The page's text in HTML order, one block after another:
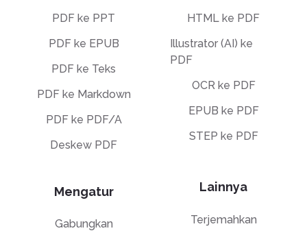
PDF ke PPT
PDF ke EPUB
PDF ke Teks
PDF ke Markdown
PDF ke PDF/A
Deskew PDF
Mengatur
Gabungkan
HTML ke PDF
Illustrator (AI) ke
PDF
OCR ke PDF
EPUB ke PDF
STEP ke PDF
Lainnya
Terjemahkan